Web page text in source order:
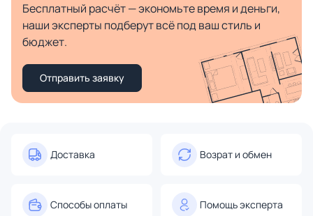
Бесплатный расчёт — экономьте время и деньги,
наши эксперты подберут всё под ваш стиль и
бюджет.
Отправить заявку
Доставка Возрат и обмен
Способы оплаты Помощь эксперта